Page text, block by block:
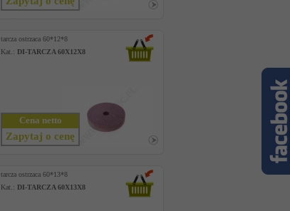
tarcza ostrzaca 60*12*8
Kat.: DI-TARCZA 60X12X8
Cena netto
Zapytaj o cenę
tarcza ostrzaca 60*13*8
Kat.: DI-TARCZA 60X13X8